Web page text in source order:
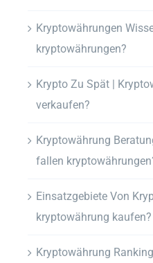
Kryptowährungen
kryptowährungen?
Krypto Zu Spät |
verkaufen?
Kryptowährung
fallen
Einsatzgebiete Von
kryptowährung kaufen?
Kryptowährung